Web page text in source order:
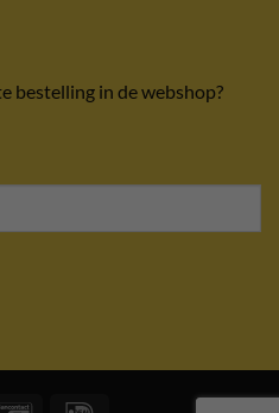
bestelling in de webshop?